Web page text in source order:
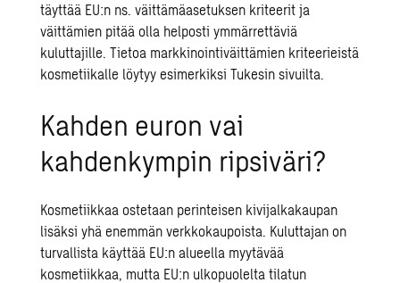
täyttää EU:n ns. väittämäasetuksen kriteerit ja
väittämien pitää olla helposti ymmärrettäviä
kuluttajille. Tietoa markkinointiväittämien kriteerieistä
kosmetiikalle löytyy esimerkiksiTukesin sivuilta.
Kahden euron vai
kahdenkympin ripsiväri?
Kosmetiikkaa ostetaan perinteisen kivijalkakaupan
lisäksi yhä enemmän verkkokaupoista. Kuluttajan on
turvallista käyttää EU:n alueella myytävää
kosmetiikkaa, mutta EU:n ulkopuolelta tilatun